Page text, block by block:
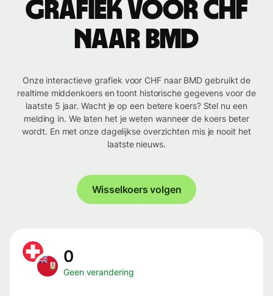
Grafiek voor CHF
naar BMD
Onze interactieve grafiek voor CHF naar BMD gebruikt de
realtime middenkoers en toont historische gegevens voor de
laatste 5 jaar. Wacht je op een betere koers? Stel nu een
melding in. We laten het je weten wanneer de koers beter
wordt. En met onze dagelijkse overzichten mis je nooit het
laatste nieuws.
Wisselkoers volgen
0
Geen verandering